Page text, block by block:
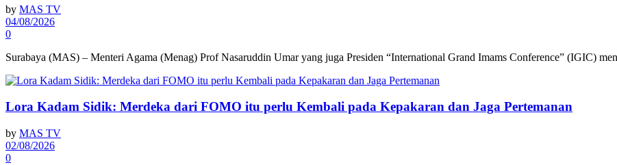
by MAS TV
04/08/2026
0
Surabaya (MAS) – Menteri Agama (Menag) Prof Nasaruddin Umar yang juga Presiden “International Grand Imams Conference” (IGIC)
Lora Kadam Sidik: Merdeka dari FOMO itu perlu Kembali pada Kepakaran dan Jaga Pertemanan
by MAS TV
02/08/2026
0